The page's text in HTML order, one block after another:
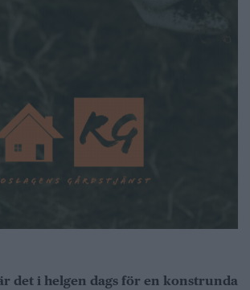
det i helgen dags för en konstrunda